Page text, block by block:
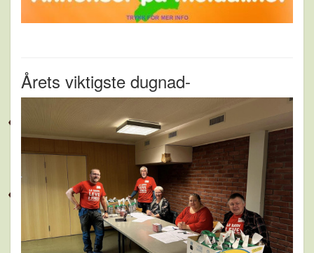
Årets viktigste dugnad-